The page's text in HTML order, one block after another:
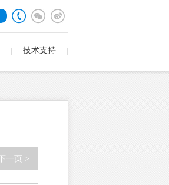
技术支持
下一页 >